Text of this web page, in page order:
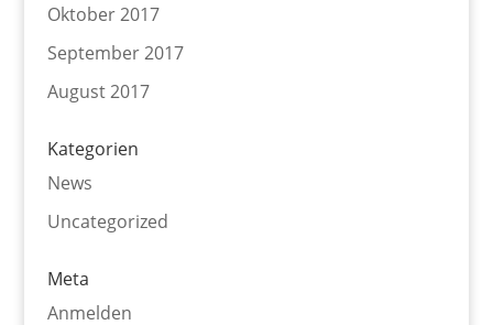
Oktober 2017
September 2017
August 2017
Kategorien
News
Uncategorized
Meta
Anmelden